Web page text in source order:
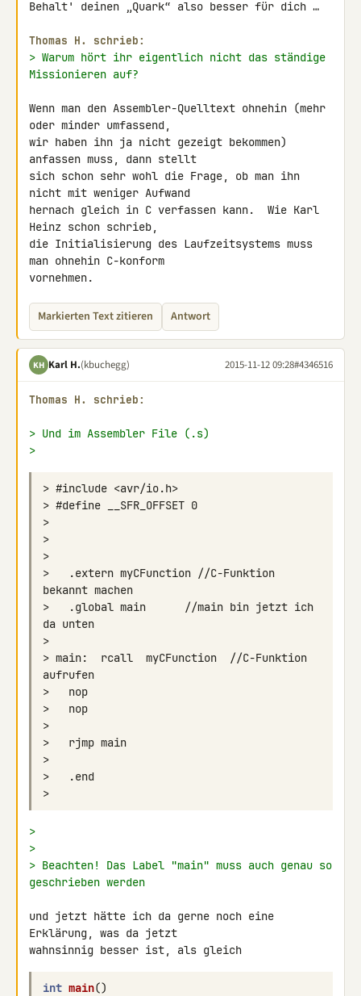
Behalt' deinen „Quark“ also besser für dich …
Thomas H. schrieb:
> Warum hört ihr eigentlich nicht das ständige
Missionieren auf?
Wenn man den Assembler-Quelltext ohnehin (mehr
oder minder umfassend,
wir haben ihn ja nicht gezeigt bekommen)
anfassen muss, dann stellt
sich schon sehr wohl die Frage, ob man ihn
nicht mit weniger Aufwand
hernach gleich in C verfassen kann.  Wie Karl
Heinz schon schrieb,
die Initialisierung des Laufzeitsystems muss
man ohnehin C-konform
vornehmen.
Markierten Text zitieren Antwort
KH Karl H.(kbuchegg) 2015-11-12 09:28#4346516
Thomas H. schrieb:
> Und im Assembler File (.s)
>
>   .extern myCFunction //C-Funktion
>   .global main      //main bin jetzt ich
> main:  rcall  myCFunction  //C-Funktion
>
>
> Beachten! Das Label "main" muss auch genau so
geschrieben werden
und jetzt hätte ich da gerne noch eine
Erklärung, was da jetzt
wahnsinnig besser ist, als gleich
int main()